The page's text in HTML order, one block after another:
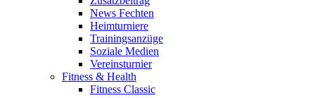
News Fechten
Heimturniere
Trainingsanzüge
Soziale Medien
Vereinsturnier
Fitness & Health
Fitness Classic